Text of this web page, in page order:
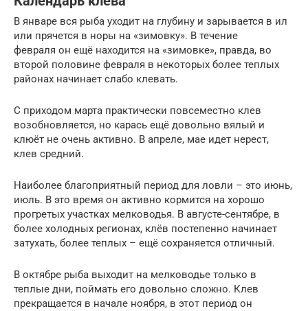
В январе вся рыба уходит на глубину и зарывается в ил
или прячется в норы на «зимовку». В течение
февраля он ещё находится на «зимовке», правда, во
второй половине февраля в некоторых более теплых
районах начинает слабо клевать.
С приходом марта практически повсеместно клев
возобновляется, но карась ещё довольно вялый и
клюёт не очень активно. В апреле, мае идет нерест,
клев средний.
Наиболее благоприятный период для ловли – это июнь,
июль. В это время он активно кормится на хорошо
прогретых участках мелководья. В августе-сентябре, в
более холодных регионах, клёв постепенно начинает
затухать, более теплых – ещё сохраняется отличный.
В октябре рыба выходит на мелководье только в
теплые дни, поймать его довольно сложно. Клев
прекращается в начале ноября, в этот период он